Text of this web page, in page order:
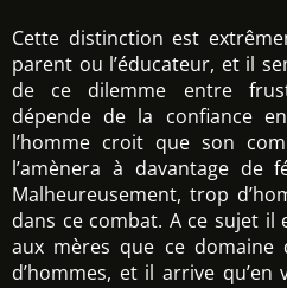
Cette distinction est
parent ou l’éducateur, et il
de ce dilemme entre
dépende de la confiance
l’homme croit que son
l’amènera à davantage de
Malheureusement, trop
dans ce combat. A ce sujet
aux mères que ce
d’hommes, et il arrive